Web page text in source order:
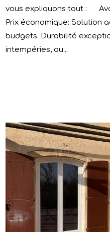
vous expliquons tout :
Prix économique: Solution
budgets. Durabilité
intempéries, au...